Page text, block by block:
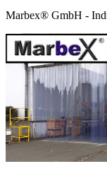
Marbex® GmbH -